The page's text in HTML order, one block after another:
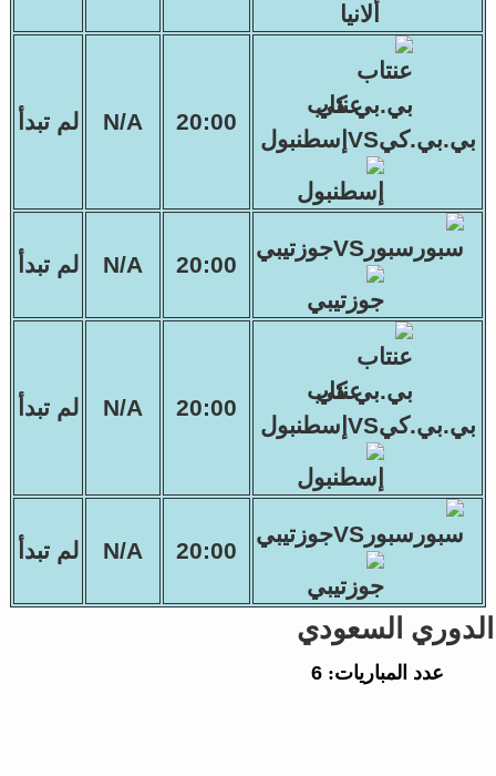
عنتاب
بي.بي.كيVSإسطنبول
20:00
N/A لم تبدأ
سبورVSجوزتيبي
20:00
N/A لم تبدأ
عنتاب
بي.بي.كيVSإسطنبول
20:00
N/A لم تبدأ
سبورVSجوزتيبي
20:00
N/A لم تبدأ
الدوري السعودي
عدد المباريات:6